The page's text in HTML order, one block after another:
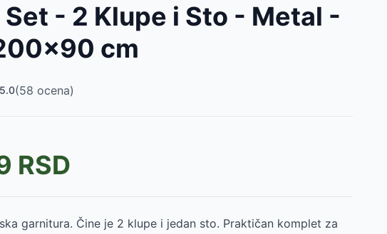
- 2 Klupe i Sto - Metal -
cm
5.0(58 ocena)
RSD
garnitura. Čine je 2 klupe i jedan sto. Praktičan komplet za